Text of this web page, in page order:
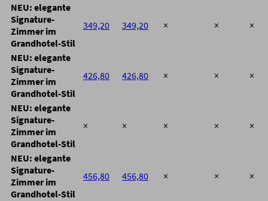
NEU: elegante
Signature-
Zimmer im
Grandhotel-Stil
349,20 349,20 × × ×
NEU: elegante
Signature-
Zimmer im
Grandhotel-Stil
426,80 426,80 × × ×
NEU: elegante
Signature-
Zimmer im
Grandhotel-Stil
× × × × ×
NEU: elegante
Signature-
Zimmer im
Grandhotel-Stil
456,80 456,80 × × ×